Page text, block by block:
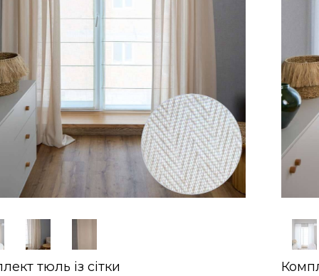
тюль із сітки